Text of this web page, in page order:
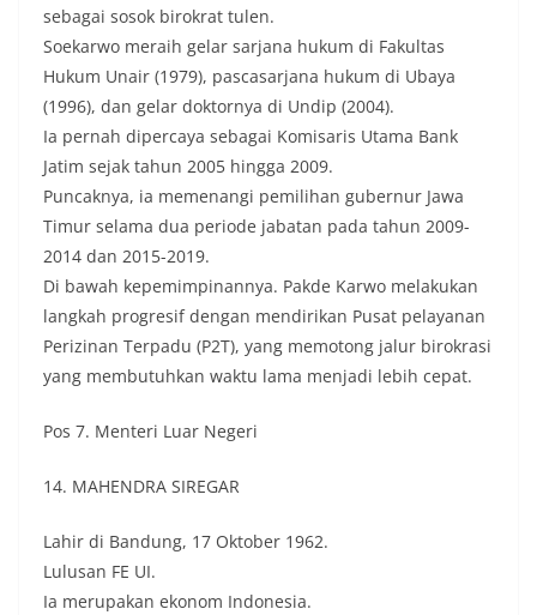
sebagai sosok birokrat tulen.
Soekarwo meraih gelar sarjana hukum di Fakultas
Hukum Unair (1979), pascasarjana hukum di Ubaya
(1996), dan gelar doktornya di Undip (2004).
Ia pernah dipercaya sebagai Komisaris Utama Bank
Jatim sejak tahun 2005 hingga 2009.
Puncaknya, ia memenangi pemilihan gubernur Jawa
Timur selama dua periode jabatan pada tahun 2009-
2014 dan 2015-2019.
Di bawah kepemimpinannya. Pakde Karwo melakukan
langkah progresif dengan mendirikan Pusat pelayanan
Perizinan Terpadu (P2T), yang memotong jalur birokrasi
yang membutuhkan waktu lama menjadi lebih cepat.
Pos 7. Menteri Luar Negeri
14. MAHENDRA SIREGAR
Lahir di Bandung, 17 Oktober 1962.
Lulusan FE UI.
Ia merupakan ekonom Indonesia.